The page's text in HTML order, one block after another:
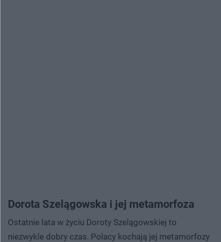
Dorota Szelągowska i jej metamorfoza
Ostatnie lata w życiu Doroty Szelągowskiej to
niezwykle dobry czas. Polacy kochają jej metamorfozy